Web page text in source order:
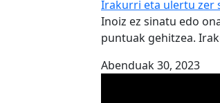
Irakurri eta ulertu zer
Inoiz ez sinatu edo
puntuak gehitzea.
Abenduak 30, 2023